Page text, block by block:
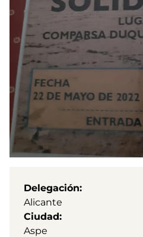
Delegación
Alicante
Ciudad
Aspe